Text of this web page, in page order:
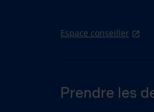
Espace conseiller
Prendre les